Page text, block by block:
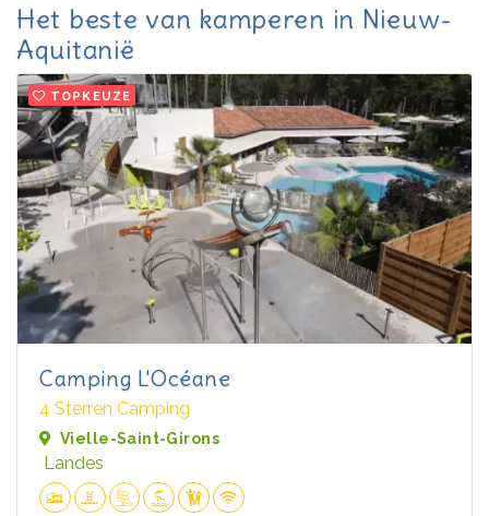
Het beste van kamperen in Nieuw-
Aquitanië
TOPKEUZE
Camping L'Océane
4 Sterren Camping
Vielle-Saint-Girons
Landes